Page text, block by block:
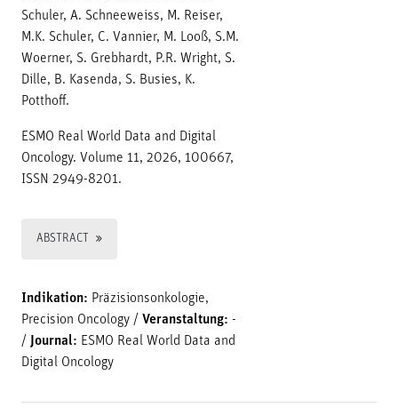
Schuler, A. Schneeweiss, M. Reiser,
M.K. Schuler, C. Vannier, M. Looß, S.M.
Woerner, S. Grebhardt, P.R. Wright, S.
Dille, B. Kasenda, S. Busies, K.
Potthoff.
ESMO Real World Data and Digital
Oncology. Volume 11, 2026, 100667,
ISSN 2949-8201.
ABSTRACT
Indikation: Präzisionsonkologie,
Precision Oncology / Veranstaltung: -
/
Journal: ESMO Real World Data and
Digital Oncology